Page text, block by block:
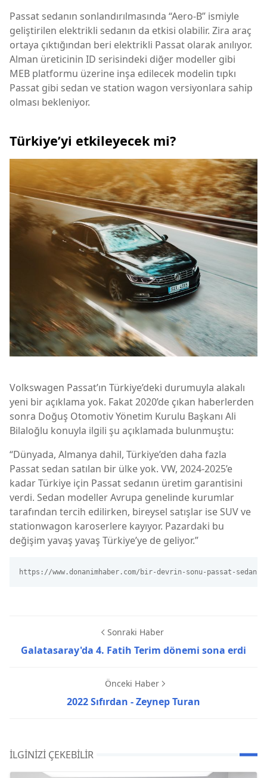
Passat sedanın sonlandırılmasında “Aero-B” ismiyle
geliştirilen elektrikli sedanın da etkisi olabilir. Zira araç
ortaya çıktığından beri elektrikli Passat olarak anılıyor.
Alman üreticinin ID serisindeki diğer modeller gibi
MEB platformu üzerine inşa edilecek modelin tıpkı
Passat gibi sedan ve station wagon versiyonlara sahip
olması bekleniyor.
Türkiye’yi etkileyecek mi?
Volkswagen Passat’ın Türkiye’deki durumuyla alakalı
yeni bir açıklama yok. Fakat 2020’de çıkan haberlerden
sonra Doğuş Otomotiv Yönetim Kurulu Başkanı Ali
Bilaloğlu konuyla ilgili şu açıklamada bulunmuştu:
“Dünyada, Almanya dahil, Türkiye’den daha fazla
Passat sedan satılan bir ülke yok. VW, 2024-2025’e
kadar Türkiye için Passat sedanın üretim garantisini
verdi. Sedan modeller Avrupa genelinde kurumlar
tarafından tercih edilirken, bireysel satışlar ise SUV ve
stationwagon karoserlere kayıyor. Pazardaki bu
değişim yavaş yavaş Türkiye’ye de geliyor.”
https://www.donanimhaber.com/bir-devrin-sonu-passat-
Sonraki Haber
Galatasaray'da 4. Fatih Terim dönemi sona erdi
Önceki Haber
2022 Sıfırdan - Zeynep Turan
İLGINIZI ÇEKEBILIR